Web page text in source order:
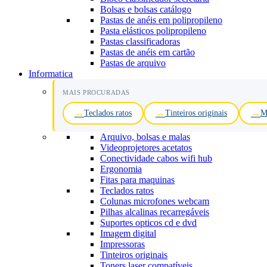
Bolsas e bolsas catálogo
Pastas de anéis em polipropileno
Pasta elásticos polipropileno
Pastas classificadoras
Pastas de anéis em cartão
Pastas de arquivo
Informatica
MAIS PROCURADAS
Teclados ratos Tinteiros originais
Arquivo, bolsas e malas
Videoprojetores acetatos
Conectividade cabos wifi hub
Ergonomia
Fitas para maquinas
Teclados ratos
Colunas microfones webcam
Pilhas alcalinas recarregáveis
Suportes opticos cd e dvd
Imagem digital
Impressoras
Tinteiros originais